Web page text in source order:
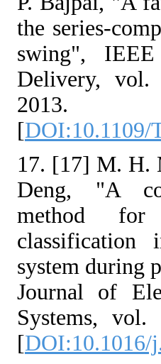
the series-
swing",
Delivery,
2013.
[DOI:10.1109/
17. [17] M. H.
Deng, "A
method
classification
system during
Journal of
Systems,
[DOI:10.1016/